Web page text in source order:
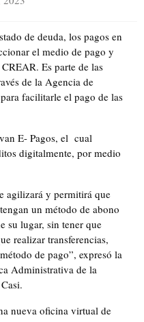
de deuda, los pagos en
el medio de pago y
Es parte de las
de la Agencia de
facilitarle el pago de las
E- Pagos, el cual
digitalmente, por medio
agilizará y permitirá que
un método de abono
su lugar, sin tener que
realizar transferencias,
de pago”, expresó la
Administrativa de la
nueva oficina virtual de